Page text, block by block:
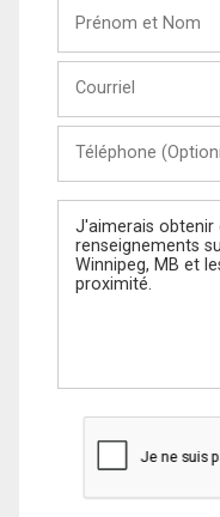
Nom
(Optionnel)
Message